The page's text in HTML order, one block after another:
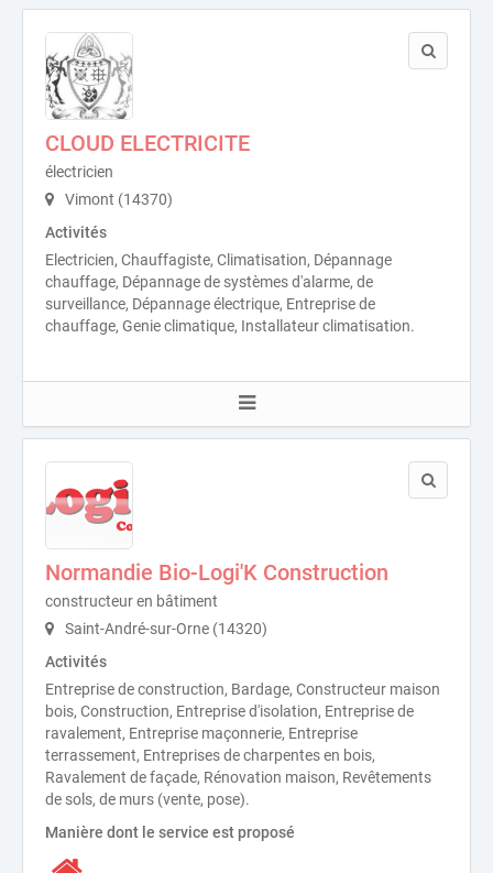
CLOUD ELECTRICITE
électricien
Vimont (14370)
Activités
Electricien, Chauffagiste, Climatisation, Dépannage
chauffage, Dépannage de systèmes d'alarme, de
surveillance, Dépannage électrique, Entreprise de
chauffage, Genie climatique, Installateur climatisation.
Normandie Bio-Logi'K Construction
constructeur en bâtiment
Saint-André-sur-Orne (14320)
Activités
Entreprise de construction, Bardage, Constructeur maison
bois, Construction, Entreprise d'isolation, Entreprise de
ravalement, Entreprise maçonnerie, Entreprise
terrassement, Entreprises de charpentes en bois,
Ravalement de façade, Rénovation maison, Revêtements
de sols, de murs (vente, pose).
Manière dont le service est proposé